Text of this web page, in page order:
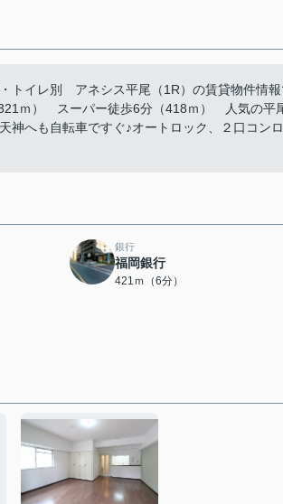
イレ別 アネシス平尾（1R）の賃貸物件情報
ｍ） スーパー徒歩6分（418ｍ） 人気の平
神へも自転車ですぐ♪オートロック、２口コンロ
銀行
福岡銀行
421ｍ（6分）